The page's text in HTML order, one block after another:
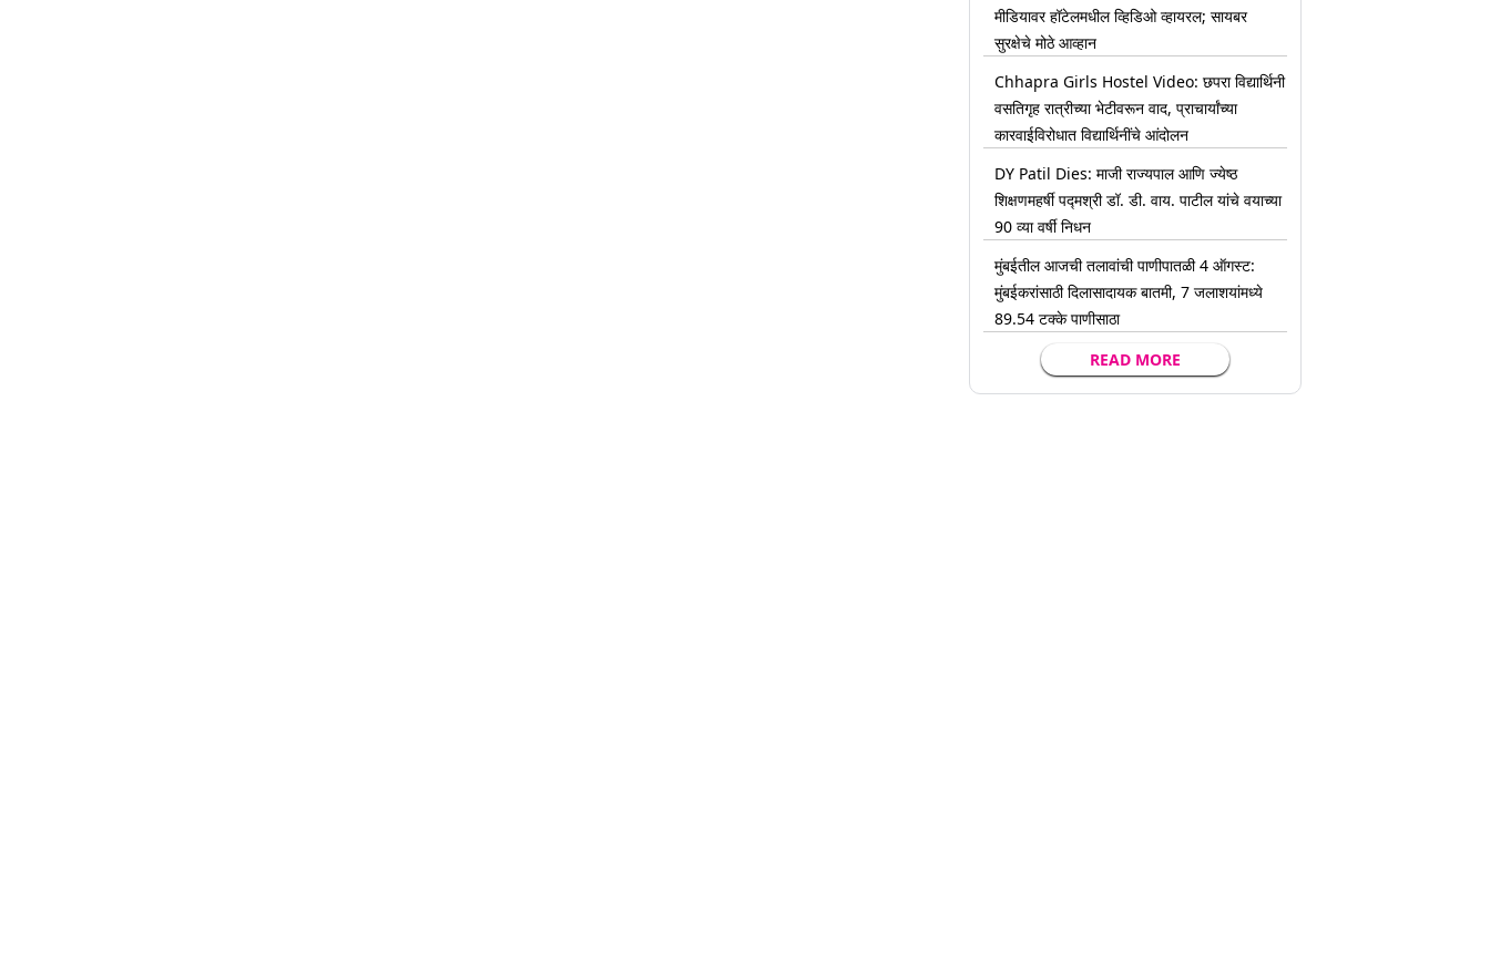
मीडियावर हॉटेलमधील व्हिडिओ व्हायरल; सायबर
सुरक्षेचे मोठे आव्हान
Chhapra Girls Hostel Video: छपरा विद्यार्थिनी
वसतिगृह रात्रीच्या भेटीवरून वाद, प्राचार्यांच्या
कारवाईविरोधात विद्यार्थिनींचे आंदोलन
DY Patil Dies: माजी राज्यपाल आणि ज्येष्ठ
शिक्षणमहर्षी पद्मश्री डॉ. डी. वाय. पाटील यांचे वयाच्या
90 व्या वर्षी निधन
मुंबईतील आजची तलावांची पाणीपातळी 4 ऑगस्ट:
मुंबईकरांसाठी दिलासादायक बातमी, 7 जलाशयांमध्ये
89.54 टक्के पाणीसाठा
READ MORE